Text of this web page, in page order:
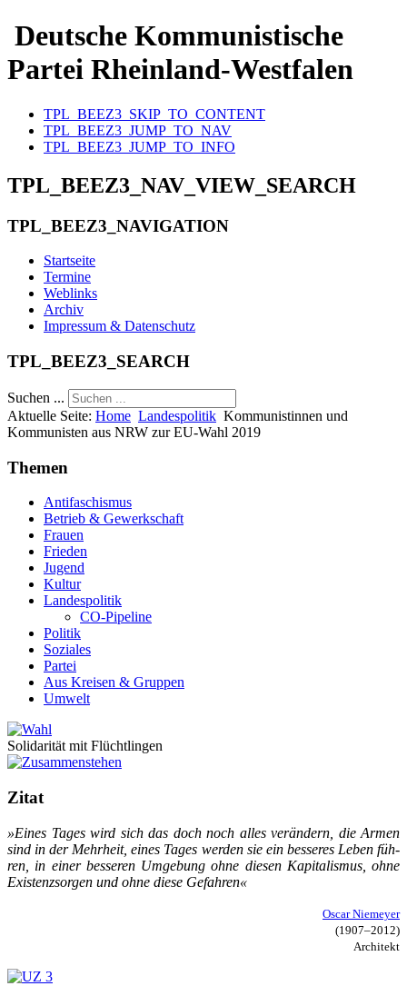
Deutsche Kommunistische
Partei Rheinland-Westfalen
TPL_BEEZ3_SKIP_TO_CONTENT
TPL_BEEZ3_JUMP_TO_NAV
TPL_BEEZ3_JUMP_TO_INFO
TPL_BEEZ3_NAV_VIEW_SEARCH
TPL_BEEZ3_NAVIGATION
Startseite
Termine
Weblinks
Archiv
Impressum & Datenschutz
TPL_BEEZ3_SEARCH
Suchen ...
Aktuelle Seite: Home Landespolitik Kommunistinnen und
Kommunisten aus NRW zur EU-Wahl 2019
Themen
Antifaschismus
Betrieb & Gewerkschaft
Frauen
Frieden
Jugend
Kultur
Landespolitik
CO-Pipeline
Politik
Soziales
Partei
Aus Kreisen & Gruppen
Umwelt
Solidarität mit Flüchtlingen
Zitat
»Ei­nes Ta­ges wird sich das doch noch al­les ver­än­dern, die Ar­men
sind in der Mehr­heit, ei­nes Ta­ges wer­den sie ein bes­se­res Le­ben füh­
ren, in ei­ner bes­se­ren Um­ge­bung oh­ne die­sen Ka­pi­ta­lis­mus, oh­ne
Exis­tenz­sor­gen und oh­ne die­se Ge­fah­ren«
Oscar Niemeyer
(1907–2012)
Architekt